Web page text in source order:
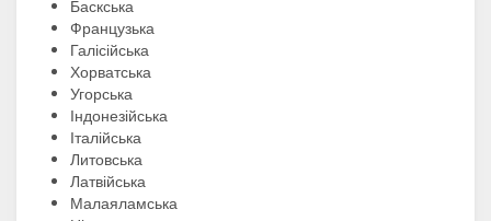
Баскська
Французька
Галісійська
Хорватська
Угорська
Індонезійська
Італійська
Литовська
Латвійська
Малаяламська